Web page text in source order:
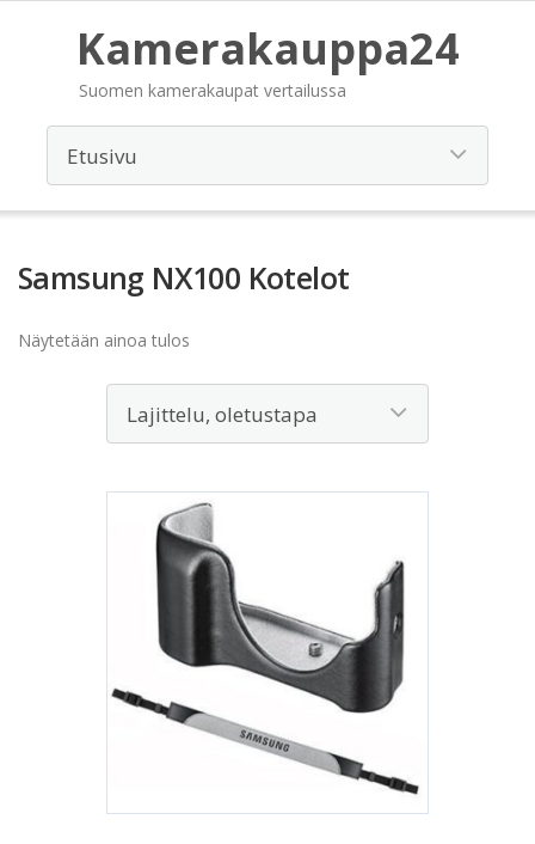
Kamerakauppa24
Suomen kamerakaupat vertailussa
Samsung NX100 Kotelot
Näytetään ainoa tulos